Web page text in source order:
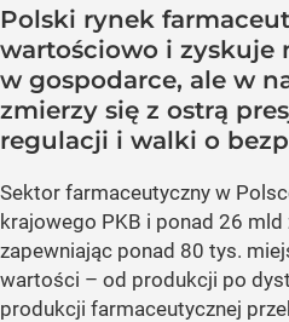
Polski rynek
wartościowo i zyskuje
w gospodarce, ale w
zmierzy się z ostrą
regulacji i walki o
Sektor farmaceutyczny w
krajowego PKB i ponad 26
zapewniając ponad 80 tys.
wartości – od produkcji po
produkcji farmaceutycznej